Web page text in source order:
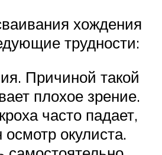
хождения
трудности:
Причиной такой
плохое зрение.
часто падает,
окулиста.